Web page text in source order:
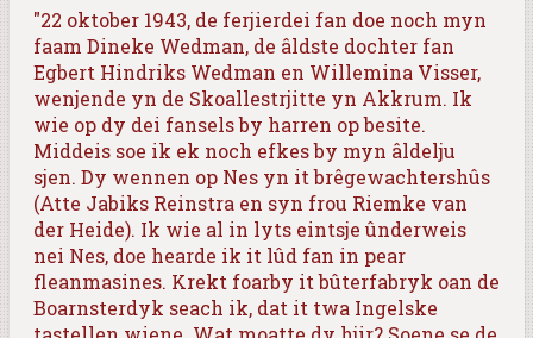
"22 oktober 1943, de ferjierdei fan doe noch myn
faam Dineke Wedman, de âldste dochter fan
Egbert Hindriks Wedman en Willemina Visser,
wenjende yn de Skoallestrjitte yn Akkrum. Ik
wie op dy dei fansels by harren op besite.
Middeis soe ik ek noch efkes by myn âldelju
sjen. Dy wennen op Nes yn it brêgewachtershûs
(Atte Jabiks Reinstra en syn frou Riemke van
der Heide). Ik wie al in lyts eintsje ûnderweis
nei Nes, doe hearde ik it lûd fan in pear
fleanmasines. Krekt foarby it bûterfabryk oan de
Boarnsterdyk seach ik, dat it twa Ingelske